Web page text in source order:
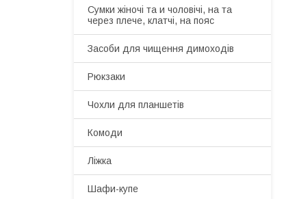
Сумки жіночі та и чоловічі, на та
через плече, клатчі, на пояс
Засоби для чищення димоходів
Рюкзаки
Чохли для планшетів
Комоди
Ліжка
Шафи-купе